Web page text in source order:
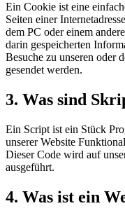
Ein Cookie ist eine
Seiten einer
dem PC oder einem
darin gespeicherten
Besuche zu unseren oder
gesendet werden.
3. Was sind
Ein Script ist ein Stück
unserer Website
Dieser Code wird auf
ausgeführt.
4. Was ist ein